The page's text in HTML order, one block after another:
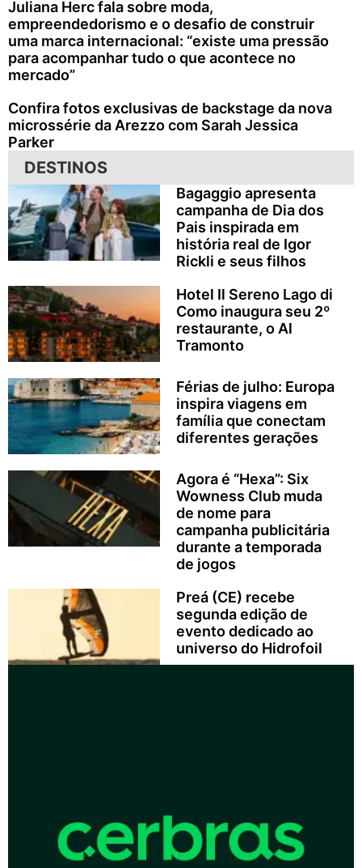
Juliana Herc fala sobre moda,
empreendedorismo e o desafio de construir
uma marca internacional: “existe uma pressão
para acompanhar tudo o que acontece no
mercado”
Confira fotos exclusivas de backstage da nova
microssérie da Arezzo com Sarah Jessica
Parker
DESTINOS
Bagaggio apresenta
campanha de Dia dos
Pais inspirada em
história real de Igor
Rickli e seus filhos
Hotel Il Sereno Lago di
Como inaugura seu 2º
restaurante, o Al
Tramonto
Férias de julho: Europa
inspira viagens em
família que conectam
diferentes gerações
Agora é “Hexa”: Six
Wowness Club muda
de nome para
campanha publicitária
durante a temporada
de jogos
Preá (CE) recebe
segunda edição de
evento dedicado ao
universo do Hidrofoil